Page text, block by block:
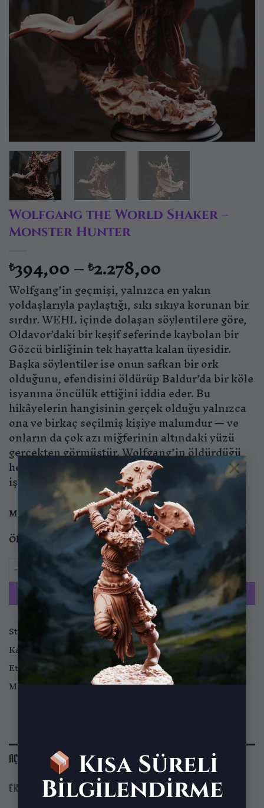
Kısa Süreli
Bilgilendirme
×
Wolfgang the World Shaker –
Monster Hunter
₺394,00–₺2.278,00Fiyat
aralığı:
₺394,00
-
₺2.278,00
Wolfgang’in geçmişi, yalnızca en yakın
yoldaşlarıyla paylaştığı, sıkı sıkıya korunan bir
sırdır. WEHL içinde dolaşan söylentilere göre,
Oldavor’daki bir keşif seferinde kaybolan bir
Gözcü birliğinin tek hayatta kalan üyesidir.
Başka söylentiler ise onun safkan bir ork
olduğunu, efendisini öldürüp Baldur’da bir köle
isyanına öncülük ettiğini iddia eder. Bu
hikâyelerin hangisinin gerçek olduğu yalnızca
ona ve birkaç seçilmiş kişiye malumdur — ve
onların da çok azı miğferinin altındaki yüzü
gerçekten görmüştür. Wolfgang’in öldürdüğü
her canavar, zırhı ve silahlarının üzerine
işlenen yeni bir dokuma parçasına dönüşür.
Malzeme Standart ABS
Ölçek 32mm 75mm
Wolfgang the World Shaker – Monster Hunter adet
SEPETE EKLE
Stok kodu: DMS-2511-MIN-19
Kategoriler:Minyatürler,RPG Minyatürleri
Etiketler:A Wild Hunt
Marka:DM Stash
AÇIKLAMA
EK BILGI